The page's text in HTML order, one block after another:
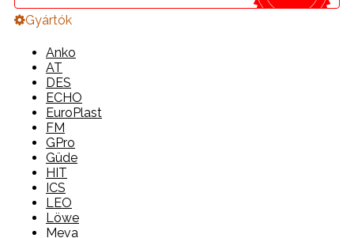
Gyártók
Anko
AT
DES
ECHO
EuroPlast
FM
GPro
Güde
HIT
ICS
LEO
Löwe
Meva